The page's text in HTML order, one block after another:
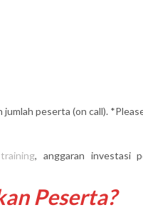
peserta (on call).
training, anggaran investasi
Peserta?